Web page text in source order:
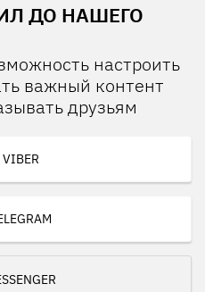
ДО НАШЕГО
настроить
важный контент
друзьям
VIBER